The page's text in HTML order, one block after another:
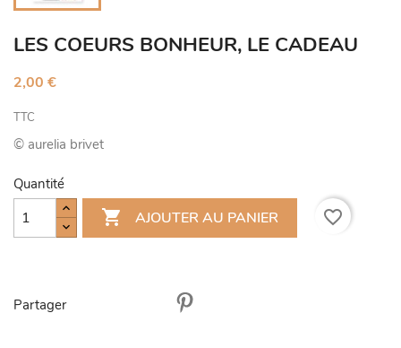
LES COEURS BONHEUR, LE CADEAU
2,00 €
TTC
© aurelia brivet
Quantité
 AJOUTER AU PANIER favorite_border
Partager